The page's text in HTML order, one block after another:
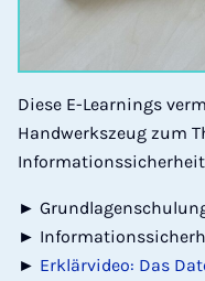
Diese E-Learnings
Handwerkszeug zum
►
►
► Erklärvideo: Das